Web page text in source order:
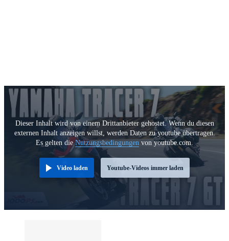
Dieser Inhalt wird von einem Drittanbieter gehostet. Wenn du diesen
externen Inhalt anzeigen willst, werden Daten zu youtube übertragen.
Es gelten dieNutzungsbedingungen von youtube.com.
Video laden Youtube-Videos immer laden